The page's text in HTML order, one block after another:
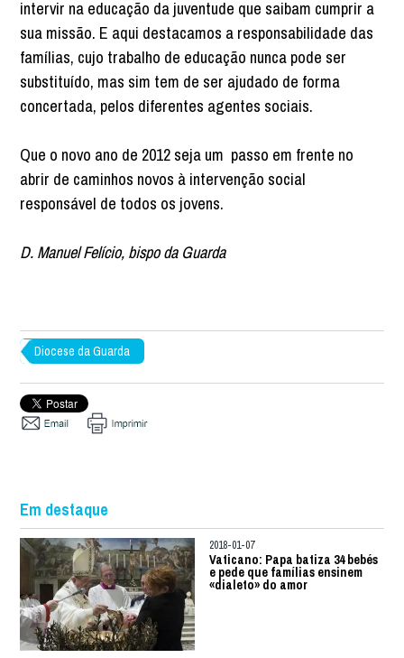
intervir na educação da juventude que saibam cumprir a
sua missão. E aqui destacamos a responsabilidade das
famílias, cujo trabalho de educação nunca pode ser
substituído, mas sim tem de ser ajudado de forma
concertada, pelos diferentes agentes sociais.
Que o novo ano de 2012 seja um passo em frente no
abrir de caminhos novos à intervenção social
responsável de todos os jovens.
D. Manuel Felício, bispo da Guarda
Diocese da Guarda
Em destaque
2018-01-07
Vaticano: Papa batiza 34 bebés
e pede que famílias ensinem
«dialeto» do amor